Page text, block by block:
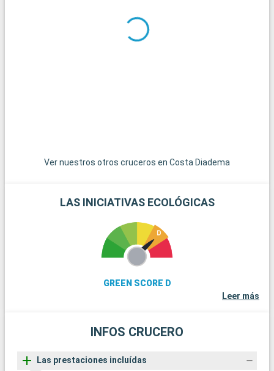
Hay muchos lugares que explorar en los alrededores de
Santos. São Vicente, vecina de Santos, es conocida como la
ciudad más antigua de Brasil y ofrece una perspectiva
gastronomía.Ver nuestros otros cruceros en Costa Diadema
LAS INICIATIVAS ECOLÓGICAS
GREEN SCORE D
Leer más
INFOS CRUCERO
Las prestaciones incluídas